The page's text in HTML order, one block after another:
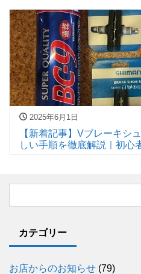
2025年6月1日
【新着記事】Vブレーキシ
しい手順を徹底解説｜初心
カテゴリー
お店からのお知らせ (79)